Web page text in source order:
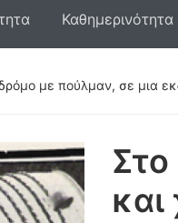
Καθημερινότητα
με πούλμαν, σε μια
και